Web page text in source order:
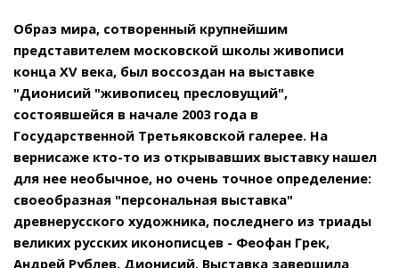
Образ мира, сотворенный крупнейшим
представителем московской школы живописи
конца XV века, был воссоздан на выставке
"Дионисий "живописец пресловущий",
состоявшейся в начале 2003 года в
Государственной Третьяковской галерее. На
вернисаже кто-то из открывавших выставку нашел
для нее необычное, но очень точное определение:
своеобразная "персональная выставка"
древнерусского художника, последнего из триады
великих русских иконописцев - Феофан Грек,
Андрей Рублев, Дионисий. Выставка завершила